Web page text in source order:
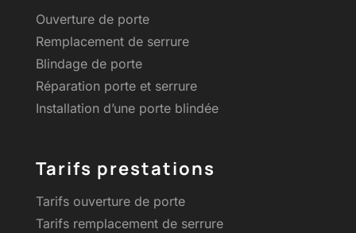
Ouverture de porte
Remplacement de serrure
Blindage de porte
Réparation porte et serrure
Installation d’une porte blindée
Tarifs prestations
Tarifs ouverture de porte
Tarifs remplacement de serrure